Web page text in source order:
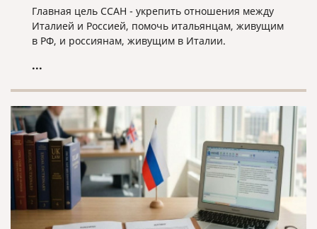
Главная цель ССАН - укрепить отношения между
Италией и Россией, помочь итальянцам, живущим
в РФ, и россиянам, живущим в Италии.
...